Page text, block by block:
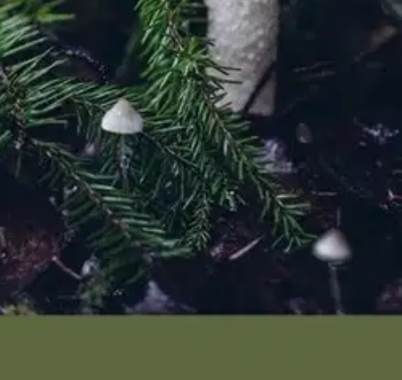
on valmistettavissa niin nuotiolla kuin retkikeittimellä.
Sujauta sieniä ricotta- tai kimchitoasteihin, japanilaiseen
marjoista pannubaklavaa, mehukkaita puusteja tai
reissuille yön yli. Suuntaa katse kohti metsän antimia
tunnetaan kekseliäistä resepteistään, joista ei makua puutu.